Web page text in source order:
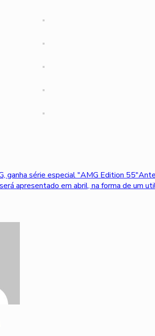
ganha série especial "AMG Edition 55"
apresentado em abril, na forma de um